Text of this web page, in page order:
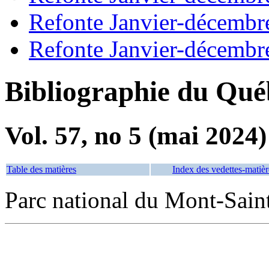
Refonte Janvier-
Refonte Janvier-
Bibliographie du
Vol. 57, no 5 (mai 2024)
Table des matières Index des vedettes-
Parc national du Mont-